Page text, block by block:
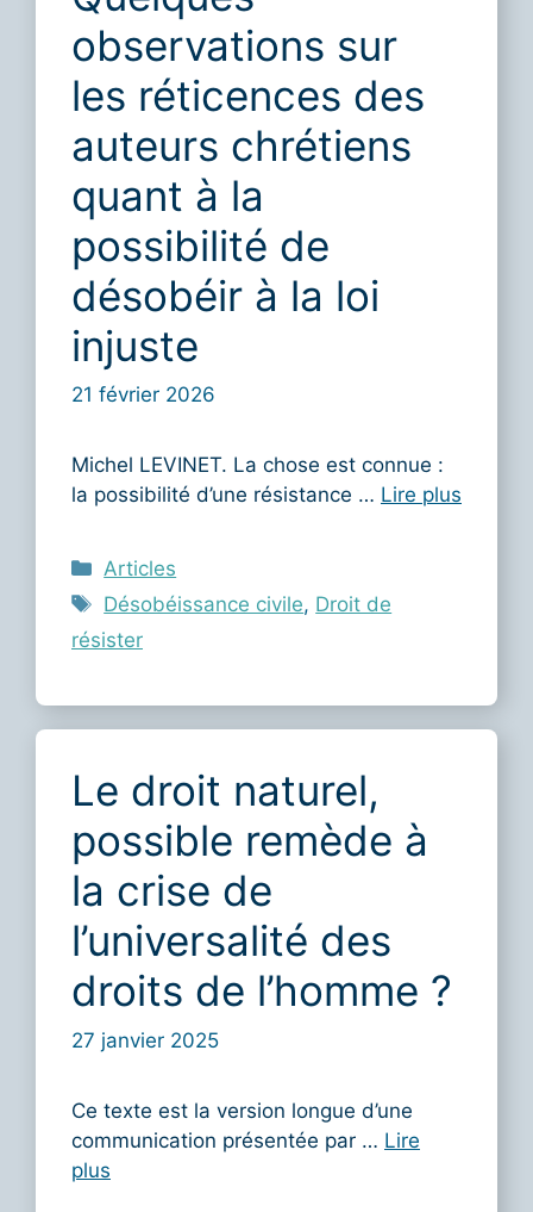
observations sur
les réticences des
auteurs chrétiens
quant à la
possibilité de
désobéir à la loi
injuste
21 février 2026
Michel LEVINET. La chose est connue :
la possibilité d’une résistance … Lire plus
Catégories
Articles
Étiquettes
Désobéissance civile, Droit de
résister
Le droit naturel,
possible remède à
la crise de
l’universalité des
droits de l’homme ?
27 janvier 2025
Ce texte est la version longue d’une
communication présentée par … Lire
plus